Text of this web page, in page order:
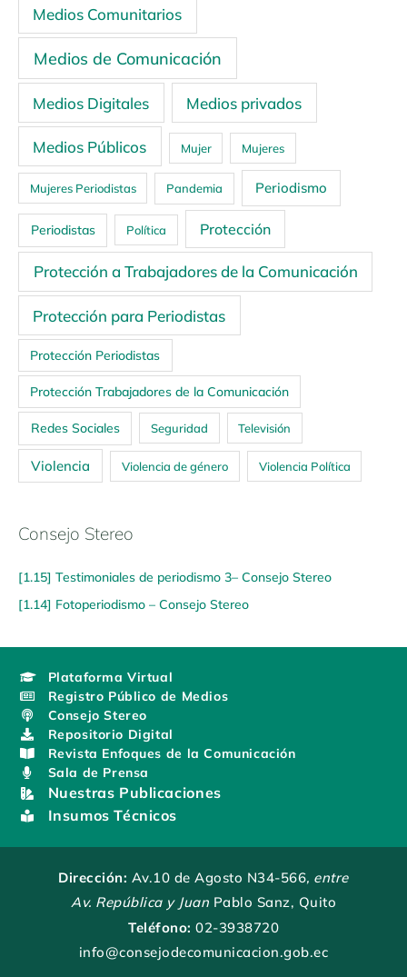
Medios Comunitarios
Medios de Comunicación
Medios Digitales Medios privados
Medios Públicos Mujer Mujeres
Mujeres Periodistas Pandemia Periodismo
Periodistas Política Protección
Protección a Trabajadores de la Comunicación
Protección para Periodistas
Protección Periodistas
Protección Trabajadores de la Comunicación
Redes Sociales Seguridad Televisión
Violencia Violencia de género Violencia Política
Consejo Stereo
[1.15] Testimoniales de periodismo 3– Consejo Stereo
[1.14] Fotoperiodismo – Consejo Stereo
Plataforma Virtual
Registro Público de Medios
Consejo Stereo
Repositorio Digital
Revista Enfoques de la Comunicación
Sala de Prensa
Nuestras Publicaciones
Insumos Técnicos
Dirección: Av.10 de Agosto N34-566, entre
Av. República y Juan Pablo Sanz, Quito
Teléfono: 02-3938720
info@consejodecomunicacion.gob.ec